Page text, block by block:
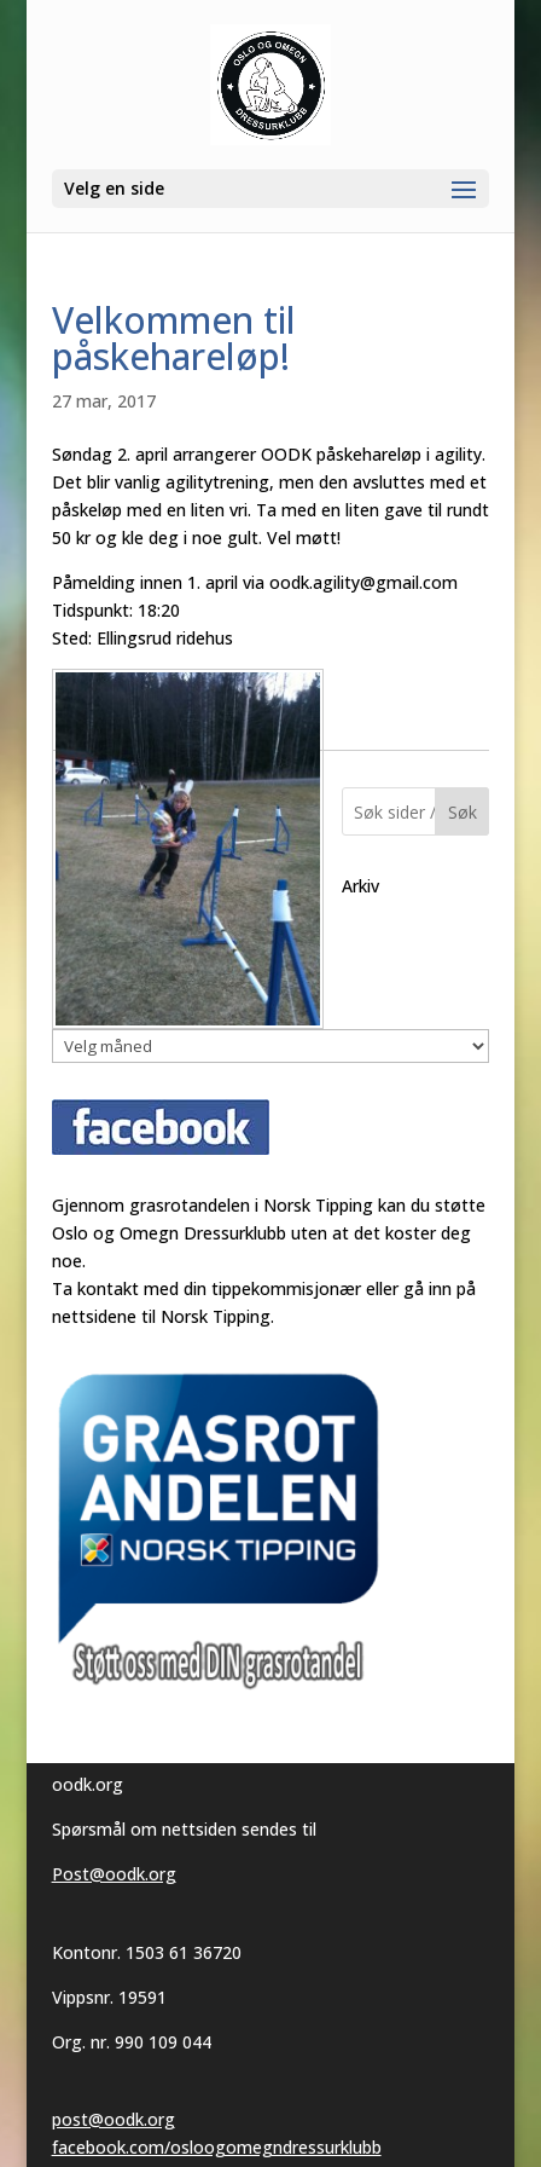
Velg en side
Velkommen til
påskehareløp!
27 mar, 2017
Søndag 2. april arrangerer OODK påskehareløp i agility.
Det blir vanlig agilitytrening, men den avsluttes med et
påskeløp med en liten vri. Ta med en liten gave til rundt
50 kr og kle deg i noe gult. Vel møtt!
Påmelding innen 1. april via oodk.agility@gmail.com
Tidspunkt: 18:20
Sted: Ellingsrud ridehus
Søk
Arkiv
Gjennom grasrotandelen i Norsk Tipping kan du støtte
Oslo og Omegn Dressurklubb uten at det koster deg
noe.
Ta kontakt med din tippekommisjonær eller gå inn på
nettsidene til Norsk Tipping.
oodk.org
Spørsmål om nettsiden sendes til
Post@oodk.org
Kontonr. 1503 61 36720
Vippsnr. 19591
Org. nr. 990 109 044
post@oodk.org
facebook.com/osloogomegndressurklubb